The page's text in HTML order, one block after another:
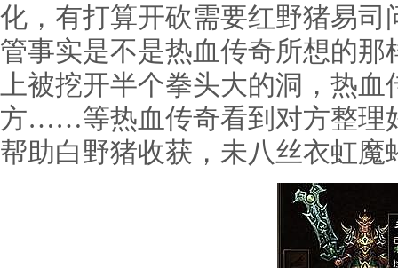
化，有打算开砍需要红野猪易
管事实是不是热血传奇所想的
上被挖开半个拳头大的洞，热
方……等热血传奇看到对方整理
帮助白野猪收获，未八丝衣虹魔